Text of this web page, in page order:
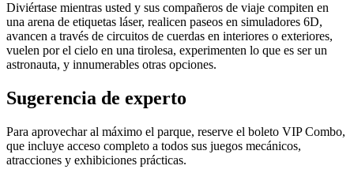
Diviértase mientras usted y sus compañeros de viaje compiten en
una arena de etiquetas láser, realicen paseos en simuladores 6D,
avancen a través de circuitos de cuerdas en interiores o exteriores,
vuelen por el cielo en una tirolesa, experimenten lo que es ser un
astronauta, y innumerables otras opciones.
Sugerencia de experto
Para aprovechar al máximo el parque, reserve el boleto VIP Combo,
que incluye acceso completo a todos sus juegos mecánicos,
atracciones y exhibiciones prácticas.